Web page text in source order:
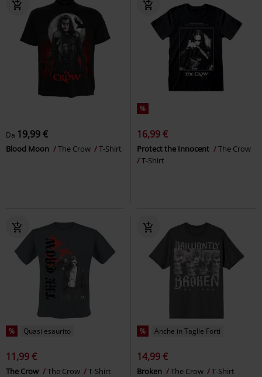
Da 19,99 €
Blood Moon The Crow T-Shirt
%
16,99 €
Protect the Innocent
The Crow
T-Shirt
% Quasi esaurito
11,99 €
The Crow The Crow T-Shirt
% Anche in Taglie Forti
14,99 €
Broken The Crow T-Shirt